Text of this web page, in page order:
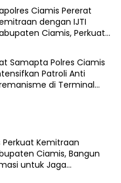
Ciamis Pererat
dengan IJTI
Ciamis, Perkuat
Samapta Polres Ciamis
Patroli Anti
di Terminal
Perkuat Kemitraan
Ciamis, Bangun
untuk Jaga